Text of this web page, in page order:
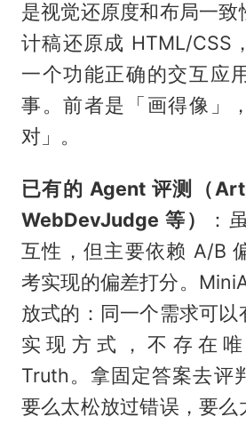
是视觉还原度和布局一致
计稿还原成 HTML/CSS
一个功能正确的交互应
事。前者是「画得像」
对」。
已有的 Agent 评测（
WebDevJudge 等）
：
互性，但主要依赖 A/B
考实现的偏差打分。
放式的：同一个需求可以
实现方式，不存在
Truth。拿固定答案去评
要么太松放过错误，要么